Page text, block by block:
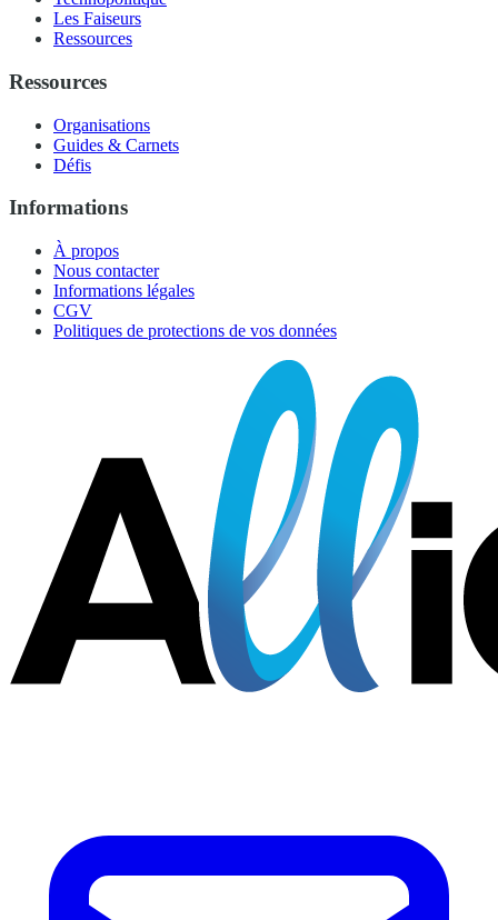
Les Faiseurs
Ressources
Ressources
Organisations
Guides & Carnets
Défis
Informations
À propos
Nous contacter
Informations légales
CGV
Politiques de protections de vos données